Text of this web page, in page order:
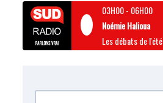
03H00- 06H00
Noémie Halioua
Les débats de l'été